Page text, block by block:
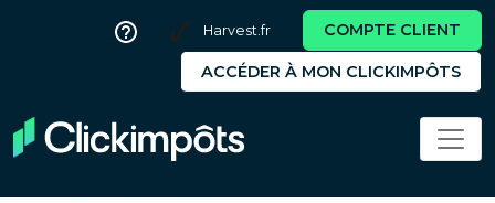
Harvest.fr COMPTE CLIENT
ACCÉDER À MON CLICKIMPÔTS
scellier